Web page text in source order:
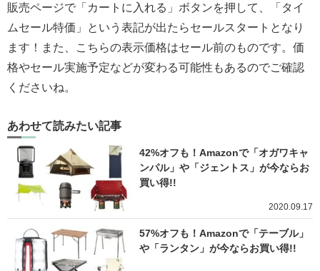
販売ページで「カートに入れる」ボタンを押して、「タイ
ムセール特価」という表記が出たらセールスタートとなり
ます！また、こちらの表示価格はセール前のものです。価
格やセール実施予定などが変わる可能性もあるのでご確認
くださいね。
あわせて読みたい記事
42%オフも！Amazonで「オガワキャ
ンパル」や「ジェントス」が今ならお
買い得!!
2020.09.17
57%オフも！Amazonで「テーブル」
や「ランタン」が今ならお買い得!!